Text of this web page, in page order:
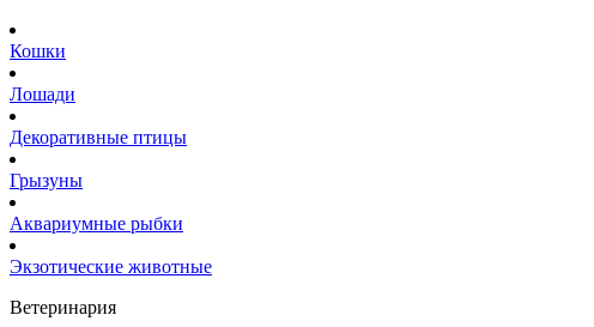
Кошки
Лошади
Декоративные птицы
Грызуны
Аквариумные рыбки
Экзотические животные
Ветеринария